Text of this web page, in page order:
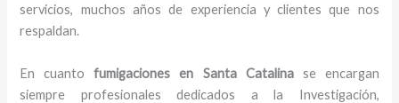
servicios, muchos años de experiencia y clientes que nos
respaldan.
En cuantofumigaciones en Santa Catalina se encargan
siempre profesionales dedicados a la Investigación,